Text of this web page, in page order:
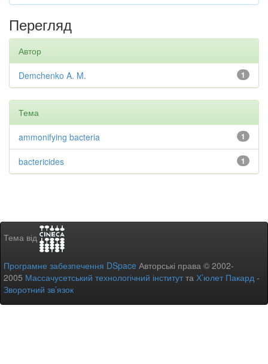
Перегляд
Автор
1
Demchenko A. M.
Тема
1
ammonifying bacteria
1
bactericides
Тема від
Програмне забезпечення DSpace Авторські права © 2002-
2005 Массачусетський технологічний інститутта Х’юлет Пакард -
Зворотний зв’язок